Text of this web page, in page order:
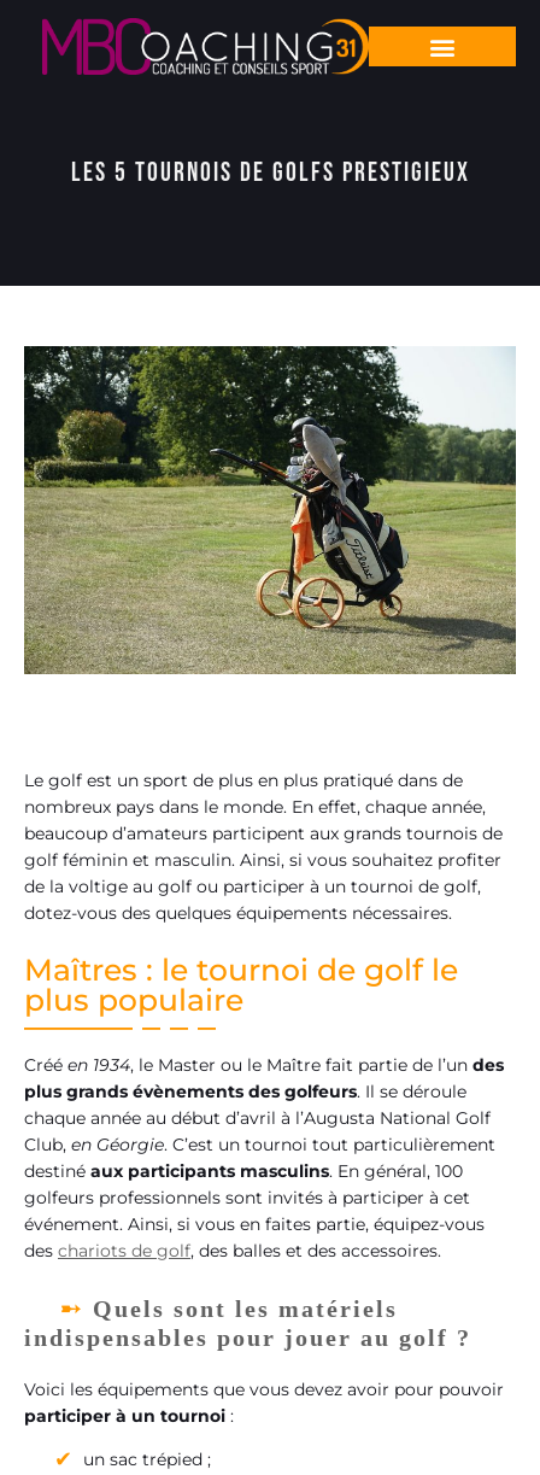
Les 5 tournois de golfs prestigieux
Le golf est un sport de plus en plus pratiqué dans de
nombreux pays dans le monde. En effet, chaque année,
beaucoup d’amateurs participent aux grands tournois de
golf féminin et masculin. Ainsi, si vous souhaitez profiter
de la voltige au golf ou participer à un tournoi de golf,
dotez-vous des quelques équipements nécessaires.
Maîtres : le tournoi de golf le
plus populaire
Créé en 1934, le Master ou le Maître fait partie de l’un des
plus grands évènements des golfeurs. Il se déroule
chaque année au début d’avril à l’Augusta National Golf
Club, en Géorgie. C’est un tournoi tout particulièrement
destiné aux participants masculins. En général, 100
golfeurs professionnels sont invités à participer à cet
événement. Ainsi, si vous en faites partie, équipez-vous
des chariots de golf, des balles et des accessoires.
Quels sont les matériels
indispensables pour jouer au golf ?
Voici les équipements que vous devez avoir pour pouvoir
participer à un tournoi :
un sac trépied ;